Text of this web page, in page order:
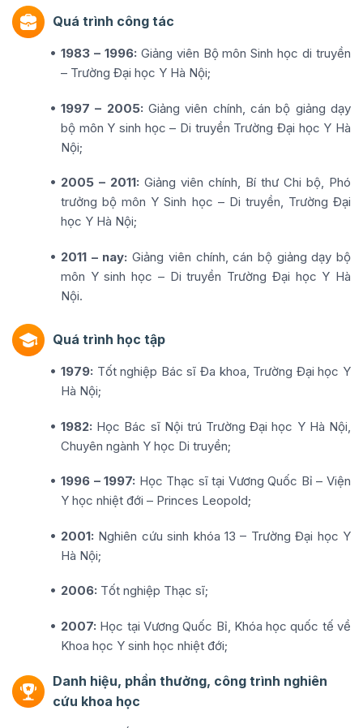
Quá trình công tác
1983 – 1996: Giảng viên Bộ môn Sinh học di truyền
– Trường Đại học Y Hà Nội;
1997 – 2005: Giảng viên chính, cán bộ giảng dạy
bộ môn Y sinh học – Di truyền Trường Đại học Y Hà
Nội;
2005 – 2011: Giảng viên chính, Bí thư Chi bộ, Phó
trưởng bộ môn Y Sinh học – Di truyền, Trường Đại
học Y Hà Nội;
2011 – nay:Giảng viên chính, cán bộ giảng dạy bộ
môn Y sinh học – Di truyền Trường Đại học Y Hà
Nội.
Quá trình học tập
1979: Tốt nghiệp Bác sĩ Đa khoa, Trường Đại học Y
Hà Nội;
1982: Học Bác sĩ Nội trú Trường Đại học Y Hà Nội,
Chuyên ngành Y học Di truyền;
1996 – 1997: Học Thạc sĩ tại Vương Quốc Bỉ – Viện
Y học nhiệt đới – Princes Leopold;
2001: Nghiên cứu sinh khóa 13 – Trường Đại học Y
Hà Nội;
2006: Tốt nghiệp Thạc sĩ;
2007: Học tại Vương Quốc Bỉ, Khóa học quốc tế về
Khoa học Y sinh học nhiệt đới;
Danh hiệu, phần thưởng, công trình nghiên
cứu khoa học